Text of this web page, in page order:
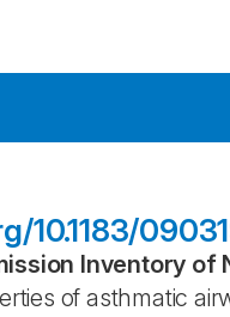
10.1183/
Inventory
of asthmatic